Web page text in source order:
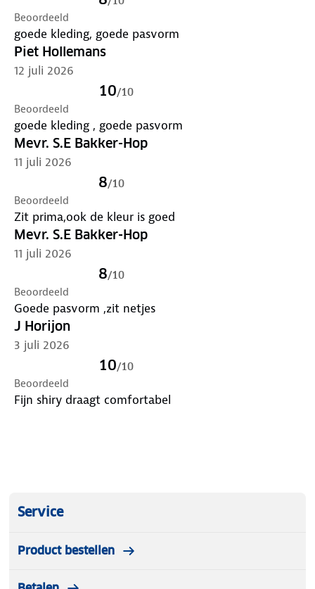
Beoordeeld
goede kleding, goede pasvorm
Piet Hollemans
12 juli 2026
10/10
Beoordeeld
goede kleding , goede pasvorm
Mevr. S.E Bakker-Hop
11 juli 2026
8/10
Beoordeeld
Zit prima,ook de kleur is goed
Mevr. S.E Bakker-Hop
11 juli 2026
8/10
Beoordeeld
Goede pasvorm ,zit netjes
J Horijon
3 juli 2026
10/10
Beoordeeld
Fijn shiry draagt comfortabel
Service
Product bestellen